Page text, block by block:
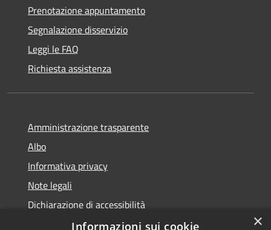
Prenotazione appuntamento
Segnalazione disservizio
Leggi le FAQ
Richiesta assistenza
Amministrazione trasparente
Albo
Informativa privacy
Note legali
Dichiarazione di accessibilità
Piano di miglioramento
×
Informazioni sui cookie